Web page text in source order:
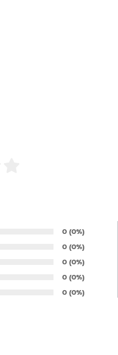
Number of rates:
0 Percentage
(0%)
Number of rates:
0 Percentage
(0%)
Number of rates:
0 Percentage
(0%)
Number of rates:
0 Percentage
(0%)
Number of rates:
0 Percentage
(0%)